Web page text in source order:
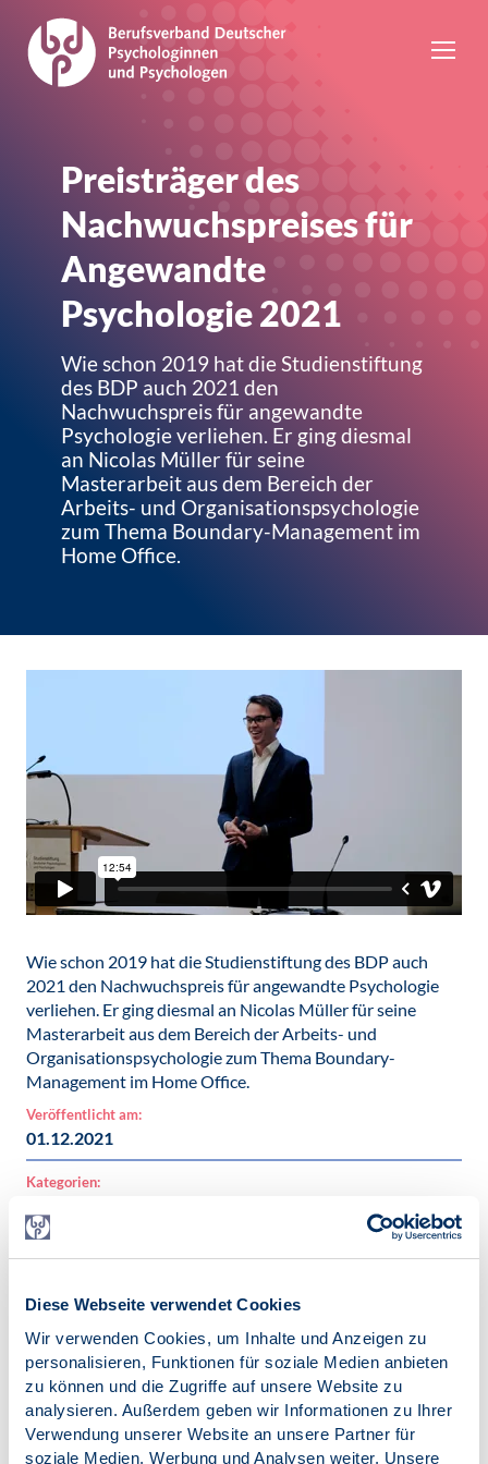
Diese Webseite verwendet Cookies
Wir verwenden Cookies, um Inhalte und Anzeigen zu
personalisieren, Funktionen für soziale Medien anbieten
zu können und die Zugriffe auf unsere Website zu
analysieren. Außerdem geben wir Informationen zu Ihrer
Verwendung unserer Website an unsere Partner für
soziale Medien, Werbung und Analysen weiter. Unsere
Preisträger des
Nachwuchspreises für
Angewandte
Psychologie 2021
Wie schon 2019 hat die Studienstiftung
des BDP auch 2021 den
Nachwuchspreis für angewandte
Psychologie verliehen. Er ging diesmal
an Nicolas Müller für seine
Masterarbeit aus dem Bereich der
Arbeits- und Organisationspsychologie
zum Thema Boundary-Management im
Home Office.
Wie schon 2019 hat die Studienstiftung des BDP auch
2021 den Nachwuchspreis für angewandte Psychologie
verliehen. Er ging diesmal an Nicolas Müller für seine
Masterarbeit aus dem Bereich der Arbeits- und
Organisationspsychologie zum Thema Boundary-
Management im Home Office.
Veröffentlicht am:
01.12.2021
Kategorien:
Zur Übersicht